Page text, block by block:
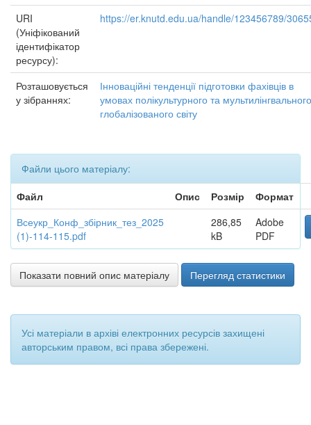
URI
(Уніфікований
ідентифікатор
ресурсу):
https://er.knutd.edu.ua/handle/123456789/
Розташовується
у зібраннях:
Інноваційні тенденції підготовки фахівців в
умовах полікультурного та мультилінгвального
глобалізованого світу
Файли цього матеріалу:
Файл
Опис Розмір
Формат
Всеукр_Конф_збірник_тез_2025
(1)-114-115.pdf
286,85
kB
Adobe
PDF
Показати повний опис матеріалу Перегляд статистики
Усі матеріали в архіві електронних ресурсів захищені
авторським правом, всі права збережені.